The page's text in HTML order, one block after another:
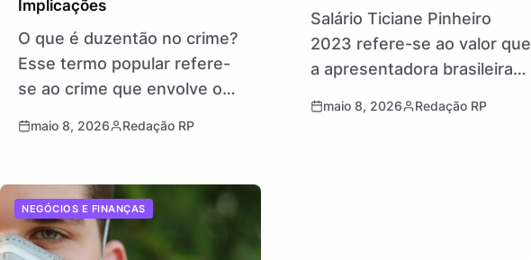
Implicações
O que é duzentão no crime?
Esse termo popular refere-
se ao crime que envolve o
na quantidade de 200
significativa no contexto…
maio 8, 2026 Redação RP
Salário Ticiane Pinheiro
2023 refere-se ao valor que
a apresentadora brasileira
seu trabalho na mídia, um
maio 8, 2026 Redação RP
NEGÓCIOS E FINANÇAS